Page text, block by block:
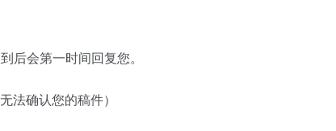
后会第一时间回复您。
法确认您的稿件）